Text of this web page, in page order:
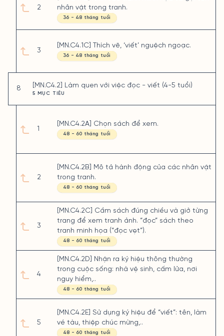
2
3
nhân vật trong tranh.
36 - 48 tháng tuổi
[MN.C4.1C] Thích vẽ, ‘viết’ nguệch ngoạc.
36 - 48 tháng tuổi
8 [MN.C4.2] Làm quen với việc đọc - viết (4-5 tuổi)
5 MỤC TIÊU
1
2
3
4
5
[MN.C4.2A] Chọn sách để xem.
48 - 60 tháng tuổi
[MN.C4.2B] Mô tả hành động của các nhân vật
trong tranh.
48 - 60 tháng tuổi
[MN.C4.2C] Cầm sách đúng chiều và giở từng
trang để xem tranh ảnh. “đọc” sách theo
tranh minh họa (“đọc vẹt”).
48 - 60 tháng tuổi
[MN.C4.2D] Nhận ra ký hiệu thông thường
trong cuộc sống: nhà vệ sinh, cấm lửa, nơi
nguy hiểm,..
48 - 60 tháng tuổi
[MN.C4.2E] Sử dụng ký hiệu để “viết”: tên, làm
vé tàu, thiệp chúc mừng,..
48 - 60 tháng tuổi